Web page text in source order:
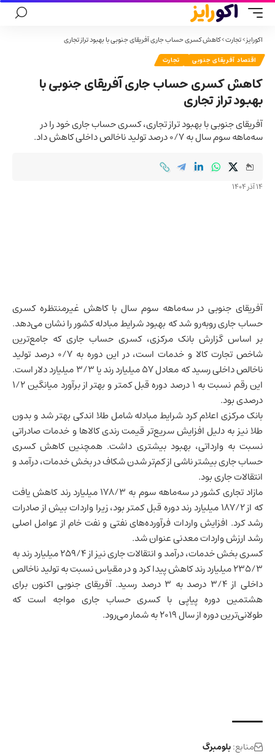
اکورایز>تجارت>کاهش کسری حساب جاری آفریقای جنوبی با بهبود تراز تجاری
اقتصاد آفریقای جنوبی تجارت
کاهش کسری حساب جاری آفریقای جنوبی با
بهبود تراز تجاری
آفریقای جنوبی با بهبود تراز تجاری، کسری حساب جاری خود را در
سه‌ماهه سوم سال به ۰/۷ درصد تولید ناخالص داخلی کاهش داد.
14 آذر 1404
آفریقای جنوبیدر سه‌ماهه سوم سال با کاهش غیرمنتظره کسری
حساب جاری روبه‌رو شد که بهبود شرایط مبادله کشور را نشان می‌دهد.
بر اساس گزارش بانک مرکزی، کسری حساب جاری که جامع‌ترین
شاخص تجارت کالا و خدمات است، در این دوره به ۰/۷ درصد
تولید
ناخالص داخلی
رسید که معادل ۵۷ میلیارد رند یا ۳/۳ میلیارد دلار است.
این رقم نسبت به ۱ درصد دوره قبل کمتر و بهتر از برآورد میانگین ۱/۲
درصدی بود.
بانک مرکزی اعلام کرد شرایط مبادله شامل طلا اندکی بهتر شد و بدون
طلا نیز به دلیل افزایش سریع‌تر قیمت رندی کالاها و خدمات صادراتی
نسبت به وارداتی، بهبود بیشتری داشت. همچنین کاهش کسری
حساب جاری بیشتر ناشی از کم‌تر شدن شکاف در بخش خدمات، درآمد و
انتقالات جاری بود.
مازاد تجاری کشور در سه‌ماهه سوم به ۱۷۸/۳ میلیارد رند کاهش یافت
که از ۱۸۷/۲ میلیارد رند دوره قبل کمتر بود، زیرا واردات بیش از صادرات
رشد کرد. افزایش واردات فرآورده‌های نفتی و نفت خام از عوامل اصلی
رشد ارزش واردات معدنی عنوان شد.
کسری بخش خدمات، درآمد و انتقالات جاری نیز از ۲۵۹/۴ میلیارد رند به
۲۳۵/۳ میلیارد رند کاهش پیدا کرد و در مقیاس نسبت به تولید ناخالص
داخلی از ۳/۴ درصد به ۳ درصد رسید. آفریقای جنوبی اکنون برای
هشتمین دوره پیاپی با کسری حساب جاری مواجه است که
طولانی‌ترین دوره از سال ۲۰۱۹ به شمار می‌رود.
منابع:بلومبرگ